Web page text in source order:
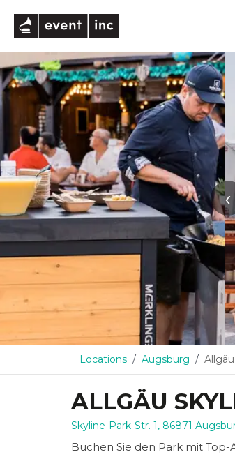
‹
Locations Augsburg
ALLGÄU
Skyline-Park-Str. 1, 86871
Buchen Sie den Park mit